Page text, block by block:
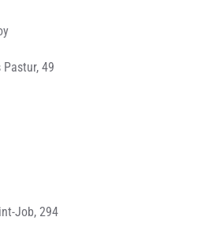
49
Job, 294